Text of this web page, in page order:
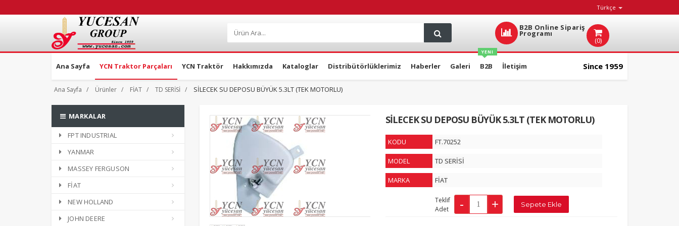
Türkçe
B2B Online Sipariş
Programı
(0)
Ana Sayfa YCN Traktor Parçaları YCN Traktör Hakkımızda Kataloglar Distribütörlüklerimiz Haberler Galeri B2B
YENI
İletişim Since 1959
Ana Sayfa Ürünler FİAT TD SERİSİ SİLECEK SU DEPOSU BÜYÜK 5.3LT (TEK MOTORLU)
MARKALAR
FPT INDUSTRIAL
YANMAR
MASSEY FERGUSON
FİAT
NEW HOLLAND
JOHN DEERE
SİLECEK SU DEPOSU BÜYÜK 5.3LT (TEK MOTORLU)
KODU FT.70252
MODEL TD SERİSİ
MARKA FİAT
Teklif
Adet